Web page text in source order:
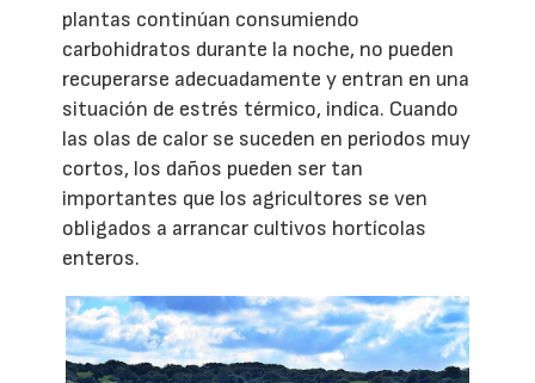
plantas continúan consumiendo
carbohidratos durante la noche, no pueden
recuperarse adecuadamente y entran en una
situación de estrés térmico, indica. Cuando
las olas de calor se suceden en periodos muy
cortos, los daños pueden ser tan
importantes que los agricultores se ven
obligados a arrancar cultivos hortícolas
enteros.